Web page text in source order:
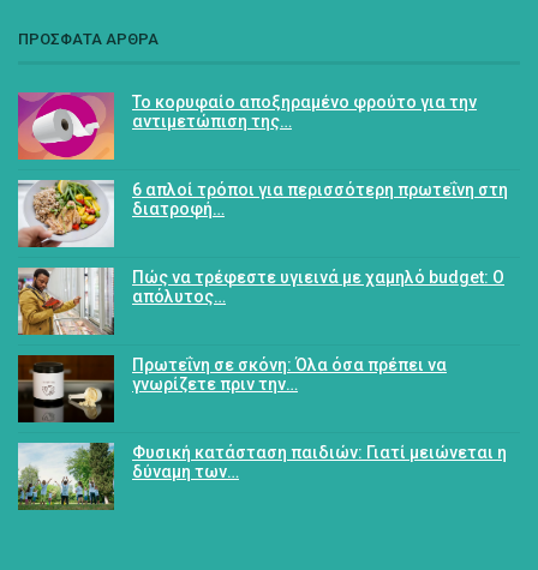
ΠΡΟΣΦΑΤΑ ΑΡΘΡΑ
Το κορυφαίο αποξηραμένο φρούτο για την
αντιμετώπιση της…
6 απλοί τρόποι για περισσότερη πρωτεΐνη στη
διατροφή…
Πώς να τρέφεστε υγιεινά με χαμηλό budget: Ο
απόλυτος…
Πρωτεΐνη σε σκόνη: Όλα όσα πρέπει να
γνωρίζετε πριν την…
Φυσική κατάσταση παιδιών: Γιατί μειώνεται η
δύναμη των…